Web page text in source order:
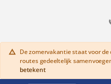
warning De zomervakantie staat voor
routes gedeeltelijk
betekent